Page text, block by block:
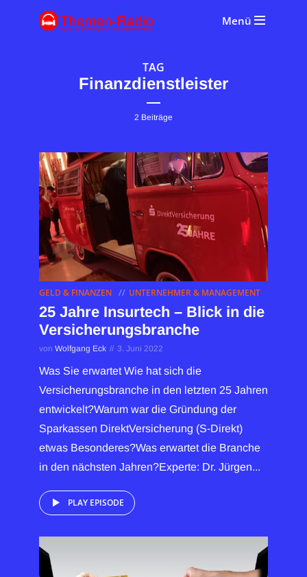
Menü
TAG
Finanzdienstleister
2 Beiträge
GELD & FINANZEN UNTERNEHMER & MANAGEMENT
25 Jahre Insurtech – Blick in die
Versicherungsbranche
von Wolfgang Eck 3. Juni 2022
Was Sie erwartet Wie hat sich die
Versicherungsbranche in den letzten 25 Jahren
entwickelt?Warum war die Gründung der
Sparkassen DirektVersicherung (S-Direkt)
etwas Besonderes?Was erwartet die Branche
in den nächsten Jahren?Experte: Dr. Jürgen...
PLAY EPISODE